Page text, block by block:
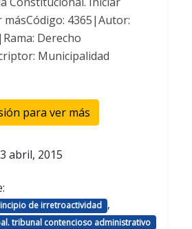
másCódigo: 4365|Autor:
Derecho
Municipalidad
para ver más
abril, 2015
de irretroactividad ,
tribunal contencioso administrativo